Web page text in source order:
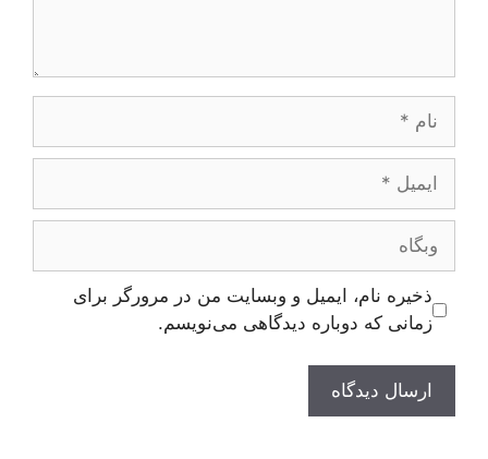
ایمیل
وبگاه
ذخیره نام، ایمیل و وبسایت من در مرورگر برای
زمانی که دوباره دیدگاهی می‌نویسم.